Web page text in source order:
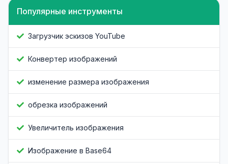
Популярные инструменты
Загрузчик эскизов YouTube
Конвертер изображений
изменение размера изображения
обрезка изображений
Увеличитель изображения
Изображение в Base64